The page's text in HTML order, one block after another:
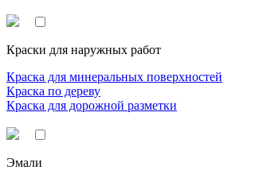
Краски для наружных работ
Краска для минеральных поверхностей
Краска по дереву
Краска для дорожной разметки
Эмали